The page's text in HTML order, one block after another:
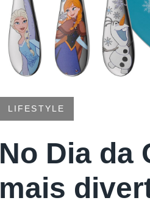
LIFESTYLE
No Dia da
mais